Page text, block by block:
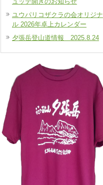
ユウパリコザクラの会オリジナ
ル 2026年卓上カレンダー
夕張岳登山道情報 2025.8.24